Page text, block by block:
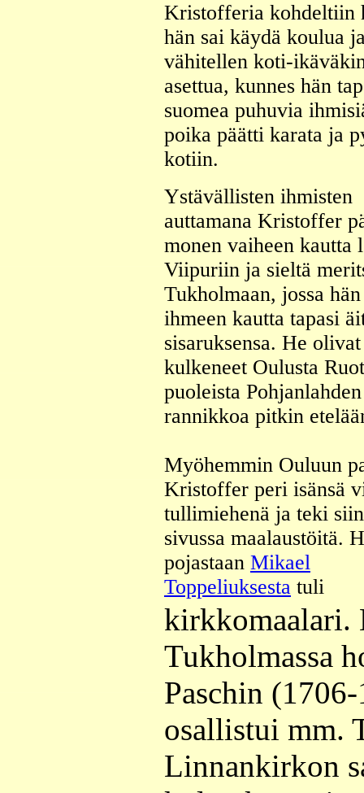
Kristofferia kohdeltiin
hän sai käydä koulua
vähitellen koti-
asettua, kunnes hän
suomea puhuvia
poika päätti karata ja
kotiin.
Ystävällisten ihmisten
auttamana Kristoffer
monen vaiheen kautta
Viipuriin ja sieltä
Tukholmaan, jossa
ihmeen kautta tapasi
sisaruksensa. He olivat
kulkeneet Oulusta
puoleista Pohjanlahden
rannikkoa pitkin
Myöhemmin Ouluun
Kristoffer peri isänsä
tullimiehenä ja teki
sivussa maalaustöitä.
pojastaan Mikael
Toppeliuksesta tuli
kirkkomaalari.
Tukholmassa
Paschin
osallistui mm.
Linnankirkon